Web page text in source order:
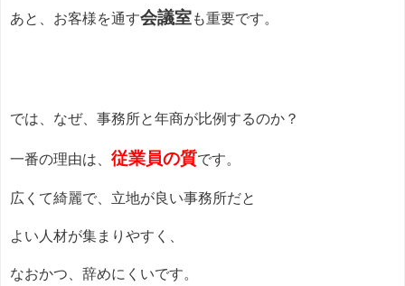
あと、お客様を通す会議室も重要です。
では、なぜ、事務所と年商が比例するのか？
一番の理由は、 従業員の質です。
広くて綺麗で、立地が良い事務所だと
よい人材が集まりやすく、
なおかつ、辞めにくいです。